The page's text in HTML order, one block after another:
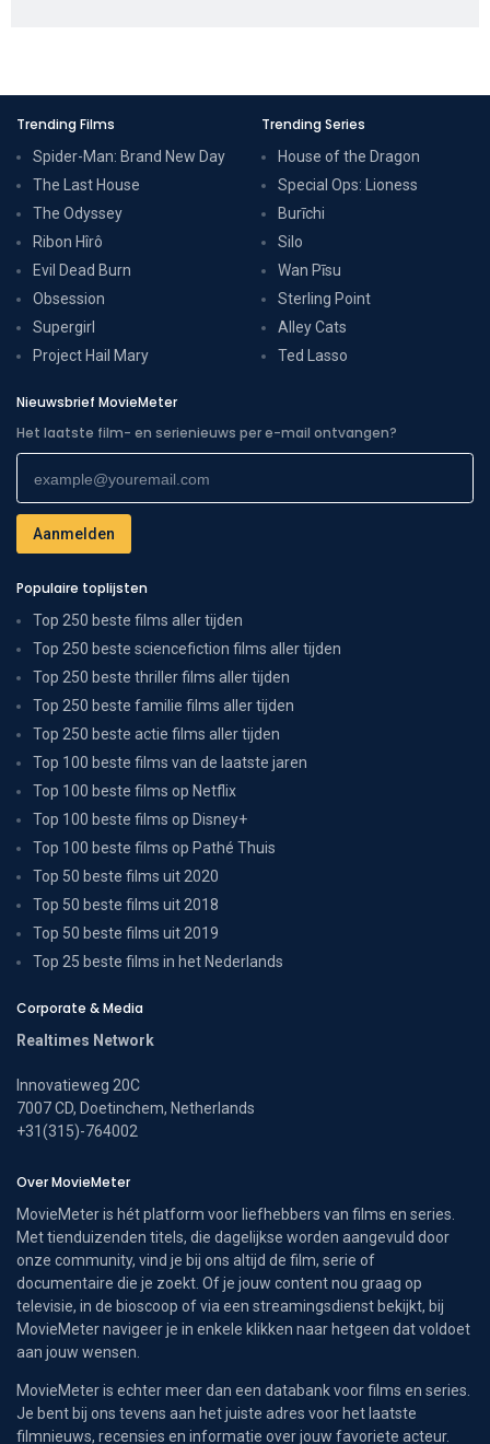
Trending Films
Spider-Man: Brand New Day
The Last House
The Odyssey
Ribon Hîrô
Evil Dead Burn
Obsession
Supergirl
Project Hail Mary
Trending Series
House of the Dragon
Special Ops: Lioness
Burīchi
Silo
Wan Pīsu
Sterling Point
Alley Cats
Ted Lasso
Nieuwsbrief MovieMeter
Het laatste film- en serienieuws per e-mail ontvangen?
Populaire toplijsten
Top 250 beste films aller tijden
Top 250 beste sciencefiction films aller tijden
Top 250 beste thriller films aller tijden
Top 250 beste familie films aller tijden
Top 250 beste actie films aller tijden
Top 100 beste films van de laatste jaren
Top 100 beste films op Netflix
Top 100 beste films op Disney+
Top 100 beste films op Pathé Thuis
Top 50 beste films uit 2020
Top 50 beste films uit 2018
Top 50 beste films uit 2019
Top 25 beste films in het Nederlands
Corporate & Media
Realtimes Network
Innovatieweg 20C
7007 CD, Doetinchem, Netherlands
+31(315)-764002
Over MovieMeter
MovieMeter is hét platform voor liefhebbers van films en series.
Met tienduizenden titels, die dagelijkse worden aangevuld door
onze community, vind je bij ons altijd de film, serie of
documentaire die je zoekt. Of je jouw content nou graag op
televisie, in de bioscoop of via een streamingsdienst bekijkt, bij
MovieMeter navigeer je in enkele klikken naar hetgeen dat voldoet
aan jouw wensen.
MovieMeter is echter meer dan een databank voor films en series.
Je bent bij ons tevens aan het juiste adres voor het laatste
filmnieuws, recensies en informatie over jouw favoriete acteur.